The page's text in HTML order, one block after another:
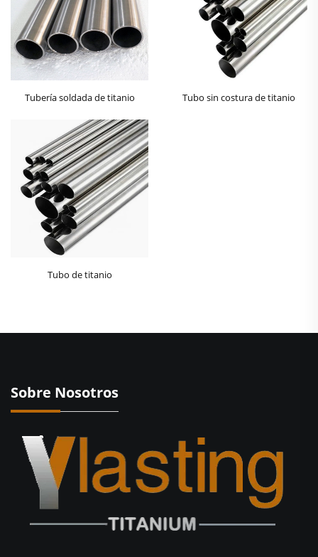
Tubería soldada de titanio Tubo sin costura de titanio
Tubo de titanio
Sobre Nosotros